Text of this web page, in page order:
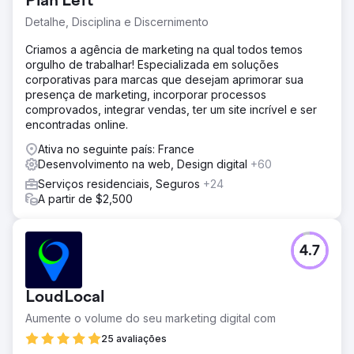
Resultado
Em um ano, a Berlin TV Tower viu um aumento de 200%
visibilidade orgânica. Esse aumento de visitantes se
traduziu em um aumento de 20% nas taxas de conversão
de reservas diretas, reduzindo sua dependência de
plataformas de terceiros. A estratégia de SEO otimizada
não apenas melhorou as classificações de pesquisa, mas
também aprimorou a experiência geral do usuário,
tornando mais fácil para os visitantes encontrarem e
reservarem ingressos diretamente pelo site.
Ir para a página da agência
Detalhe, Disciplina e Discernimento
Criamos a agência de marketing na qual todos temos
orgulho de trabalhar! Especializada em soluções
corporativas para marcas que desejam aprimorar sua
presença de marketing, incorporar processos
comprovados, integrar vendas, ter um site incrível e ser
encontradas online.
Ativa no seguinte país: France
Desenvolvimento na web, Design digital +60
Serviços residenciais, Seguros +24
A partir de $2,500
LoudLocal
Aumente o volume do seu marketing digital com
25 avaliações
4.7